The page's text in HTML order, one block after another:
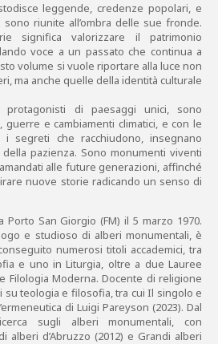
leggende, credenze popolari, e
riunite all’ombra delle sue fronde.
significa valorizzare il patrimonio
voce a un passato che continua a
volume si vuole riportare alla luce non
ma anche quelle della identità culturale
protagonisti di paesaggi unici, sono
guerre e cambiamenti climatici, e con le
segreti che racchiudono, insegnano
pazienza. Sono monumenti viventi
alle future generazioni, affinché
nuove storie radicando un senso di
Porto San Giorgio (FM) il 5 marzo 1970.
e studioso di alberi monumentali, è
numerosi titoli accademici, tra
e uno in Liturgia, oltre a due Lauree
Filologia Moderna. Docente di religione
su teologia e filosofia, tra cui Il singolo e
di Luigi Pareyson (2023). Dal
sugli alberi monumentali, con
alberi d’Abruzzo (2012) e Grandi alberi